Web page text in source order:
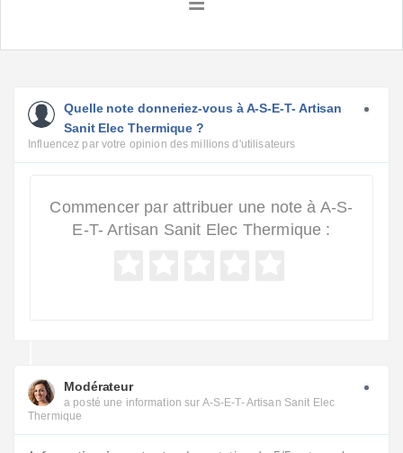
Quelle note donneriez-vous à A-S-E-T- Artisan
Sanit Elec Thermique ?
Influencez par votre opinion des millions d'utilisateurs
Commencer par attribuer une note à A-S-
E-T- Artisan Sanit Elec Thermique :
Modérateur
a posté une information sur A-S-E-T- Artisan Sanit Elec
Thermique